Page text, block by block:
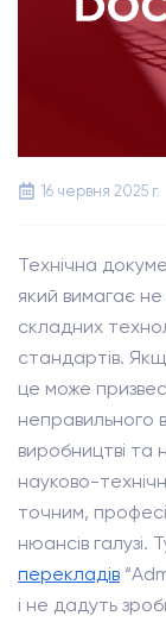
16 червня 2025 г.
Технічна
який вимагає
складних
стандартів.
це може
неправильного
виробництві та
науково-
точним,
нюансів галузі.
перекладів
і не дадуть